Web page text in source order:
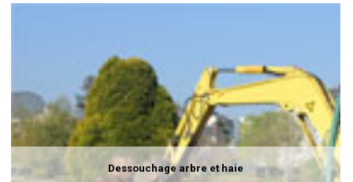
Dessouchage arbre et haie